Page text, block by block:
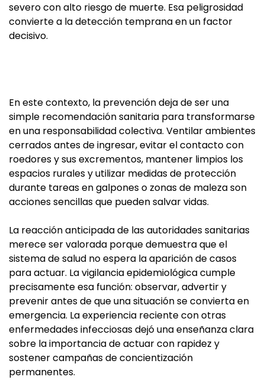
severo con alto riesgo de muerte. Esa peligrosidad
convierte a la detección temprana en un factor
decisivo.
En este contexto, la prevención deja de ser una
simple recomendación sanitaria para transformarse
en una responsabilidad colectiva. Ventilar ambientes
cerrados antes de ingresar, evitar el contacto con
roedores y sus excrementos, mantener limpios los
espacios rurales y utilizar medidas de protección
durante tareas en galpones o zonas de maleza son
acciones sencillas que pueden salvar vidas.
La reacción anticipada de las autoridades sanitarias
merece ser valorada porque demuestra que el
sistema de salud no espera la aparición de casos
para actuar. La vigilancia epidemiológica cumple
precisamente esa función: observar, advertir y
prevenir antes de que una situación se convierta en
emergencia. La experiencia reciente con otras
enfermedades infecciosas dejó una enseñanza clara
sobre la importancia de actuar con rapidez y
sostener campañas de concientización
permanentes.